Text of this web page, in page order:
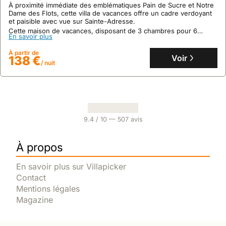
À proximité immédiate des emblématiques Pain de Sucre et Notre
Dame des Flots, cette villa de vacances offre un cadre verdoyant
et paisible avec vue sur Sainte-Adresse.
Cette maison de vacances, disposant de 3 chambres pour 6
personnes, propose un environnement conçu pour le
ressourcement avec accès internet et un jardin, bien que non
adaptée aux personnes à mobilité réduite.
En savoir plus
À partir de
138 €/ nuit Voir
9.4/ 10 — 507avis
À propos
En savoir plus sur Villapicker
Contact
Mentions légales
Magazine